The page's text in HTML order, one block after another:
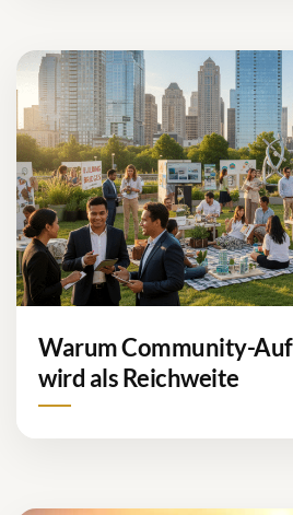
Warum Community-
wird als Reichweite